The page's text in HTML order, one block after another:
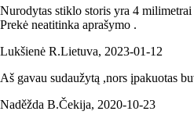
Nurodytas stiklo storis yra 4
Prekė neatitinka aprašymo .
Lukšienė R.Lietuva, 2023‑01‑12
Aš gavau sudaužytą ,nors įpakuotas
Naděžda B.Čekija, 2020‑10‑23